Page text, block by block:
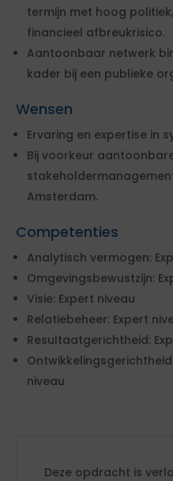
termijn met hoog
financieel afbreukrisico.
Aantoonbaar netwerk
kader bij een publieke
Wensen
Ervaring en expertise in
Bij voorkeur
Amsterdam.
Competenties
Analytisch vermogen:
Omgevingsbewustzijn:
Visie: Expert niveau
Relatiebeheer: Expert
Resultaatgerichtheid:
niveau
Deze opdracht is